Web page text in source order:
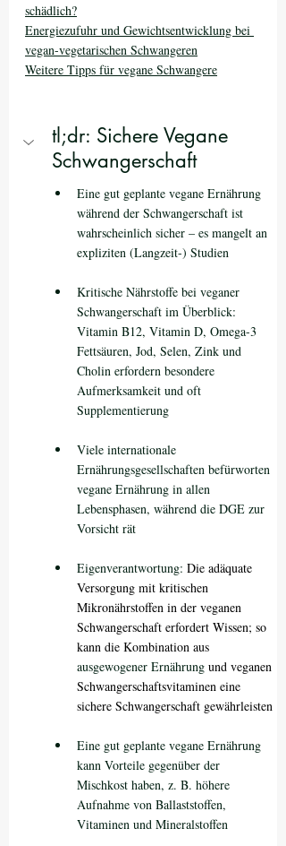
schädlich?
Energiezufuhr und Gewichtsentwicklung bei
vegan-vegetarischen Schwangeren
Weitere Tipps für vegane Schwangere
tl;dr: Sichere Vegane
Schwangerschaft
Eine gut geplante vegane Ernährung
während der Schwangerschaft ist
wahrscheinlich sicher – es mangelt an
expliziten (Langzeit-) Studien
Kritische Nährstoffe bei veganer
Schwangerschaft im Überblick:
Vitamin B12, Vitamin D, Omega-3
Fettsäuren, Jod, Selen, Zink und
Cholin erfordern besondere
Aufmerksamkeit und oft
Supplementierung
Viele internationale
Ernährungsgesellschaften befürworten
vegane Ernährung in allen
Lebensphasen, während die DGE zur
Vorsicht rät
Eigenverantwortung: Die adäquate
Versorgung mit kritischen
Mikronährstoffen in der veganen
Schwangerschaft erfordert Wissen; so
kann die Kombination aus
ausgewogener Ernährung und veganen
Schwangerschaftsvitaminen eine
sichere Schwangerschaft gewährleisten
Eine gut geplante vegane Ernährung
kann Vorteile gegenüber der
Mischkost haben, z. B. höhere
Aufnahme von Ballaststoffen,
Vitaminen und Mineralstoffen